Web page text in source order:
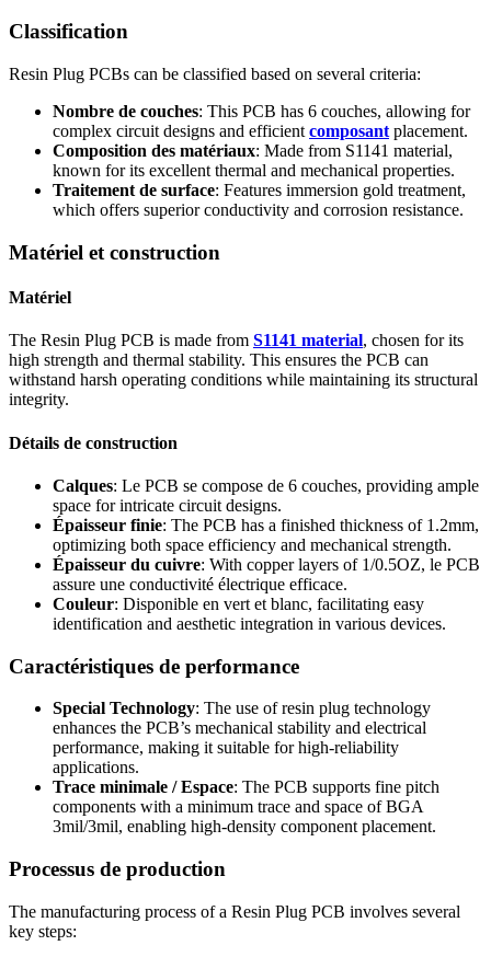
Classification
Resin Plug PCBs can be classified based on several criteria:
Nombre de couches: This PCB has 6 couches, allowing for
complex circuit designs and efficient composant placement.
Composition des matériaux: Made from S1141 material,
known for its excellent thermal and mechanical properties.
Traitement de surface: Features immersion gold treatment,
which offers superior conductivity and corrosion resistance.
Matériel et construction
Matériel
The Resin Plug PCB is made from S1141 material, chosen for its
high strength and thermal stability. This ensures the PCB can
withstand harsh operating conditions while maintaining its structural
integrity.
Détails de construction
Calques: Le PCB se compose de 6 couches, providing ample
space for intricate circuit designs.
Épaisseur finie: The PCB has a finished thickness of 1.2mm,
optimizing both space efficiency and mechanical strength.
Épaisseur du cuivre: With copper layers of 1/0.5OZ, le PCB
assure une conductivité électrique efficace.
Couleur: Disponible en vert et blanc, facilitating easy
identification and aesthetic integration in various devices.
Caractéristiques de performance
Special Technology: The use of resin plug technology
enhances the PCB’s mechanical stability and electrical
performance, making it suitable for high-reliability
applications.
Trace minimale / Espace: The PCB supports fine pitch
components with a minimum trace and space of BGA
3mil/3mil, enabling high-density component placement.
Processus de production
The manufacturing process of a Resin Plug PCB involves several
key steps: